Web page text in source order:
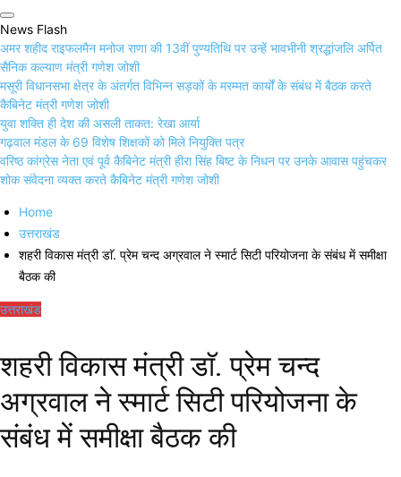
News Flash
अमर शहीद राइफलमैन मनोज राणा की 13वीं पुण्यतिथि पर उन्हें भावभीनी श्रद्धांजलि अर्पित
सैनिक कल्याण मंत्री गणेश जोशी
मसूरी विधानसभा क्षेत्र के अंतर्गत विभिन्न सड़कों के मरम्मत कार्यों के संबंध में बैठक करते
कैबिनेट मंत्री गणेश जोशी
युवा शक्ति ही देश की असली ताकत: रेखा आर्या
गढ़वाल मंडल के 69 विशेष शिक्षकों को मिले नियुक्ति पत्र
वरिष्ठ कांग्रेस नेता एवं पूर्व कैबिनेट मंत्री हीरा सिंह बिष्ट के निधन पर उनके आवास पहुंचकर
शोक संवेदना व्यक्त करते कैबिनेट मंत्री गणेश जोशी
Home
उत्तराखंड
शहरी विकास मंत्री डाॅ. प्रेम चन्द अग्रवाल ने स्मार्ट सिटी परियोजना के संबंध में समीक्षा
बैठक की
उत्तराखंड
शहरी विकास मंत्री डाॅ. प्रेम चन्द
अग्रवाल ने स्मार्ट सिटी परियोजना के
संबंध में समीक्षा बैठक की